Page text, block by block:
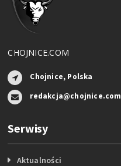
CHOJNICE.COM
Chojnice, Polska
redakcja@chojnice.com
Serwisy
Aktualności